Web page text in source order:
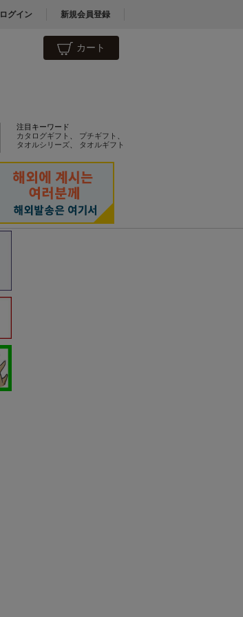
ログイン 新規会員登録
カート
注目キーワード
カタログギフト
プチギフト
タオルシリーズ
タオルギフト